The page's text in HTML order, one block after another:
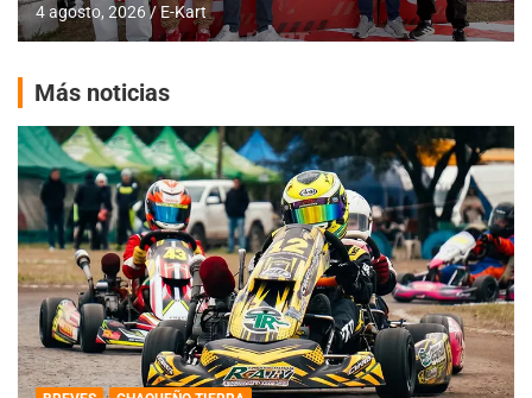
4 agosto, 2026 E-Kart
Más noticias